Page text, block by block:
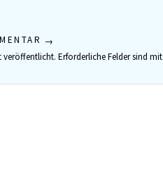
veröffentlicht. Erforderliche Felder sind mit